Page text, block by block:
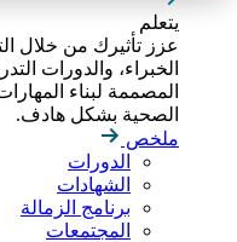
يتعلم
الخبراء، والدورات
المصممة لبناء
الصحية بشكل هادف.
ملخص
الدورات
الشهادات
برنامج الزمالة
المجتمعات